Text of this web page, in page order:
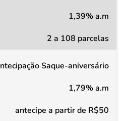
1,39% a.m
2 a 108 parcelas
Saque-aniversário
1,79% a.m
antecipe a partir de R$50